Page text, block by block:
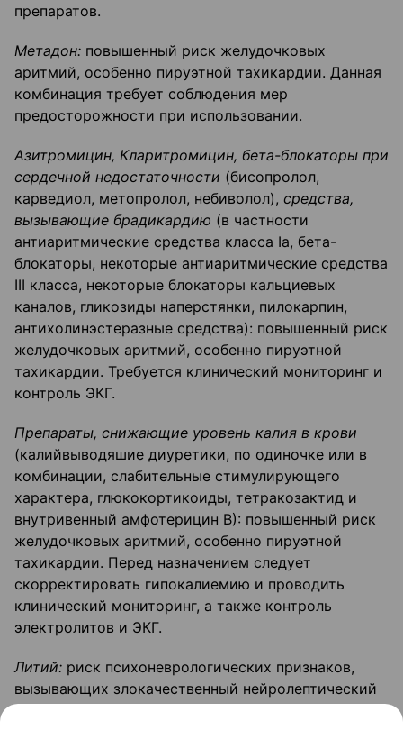
препаратов.
Метадон: повышенный риск желудочковых
аритмий, особенно пируэтной тахикардии. Данная
комбинация требует соблюдения мер
предосторожности при использовании.
Азитромицин, Кларитромицин, бета-блокаторы при
сердечной недостаточности (бисопролол,
карведиол, метопролол, небиволол), средства,
вызывающие брадикардию (в частности
антиаритмические средства класса Iа, бета-
блокаторы, некоторые антиаритмические средства
III класса, некоторые блокаторы кальциевых
каналов, гликозиды наперстянки, пилокарпин,
антихолинэстеразные средства): повышенный риск
желудочковых аритмий, особенно пируэтной
тахикардии. Требуется клинический мониторинг и
контроль ЭКГ.
Препараты, снижающие уровень калия в крови
(калийвыводяшие диуретики, по одиночке или в
комбинации, слабительные стимулирующего
характера, глюкокортикоиды, тетракозактид и
внутривенный амфотерицин В): повышенный риск
желудочковых аритмий, особенно пируэтной
тахикардии. Перед назначением следует
скорректировать гипокалиемию и проводить
клинический мониторинг, а также контроль
электролитов и ЭКГ.
Литий: риск психоневрологических признаков,
вызывающих злокачественный нейролептический
синдром или отравление литием. Необходим